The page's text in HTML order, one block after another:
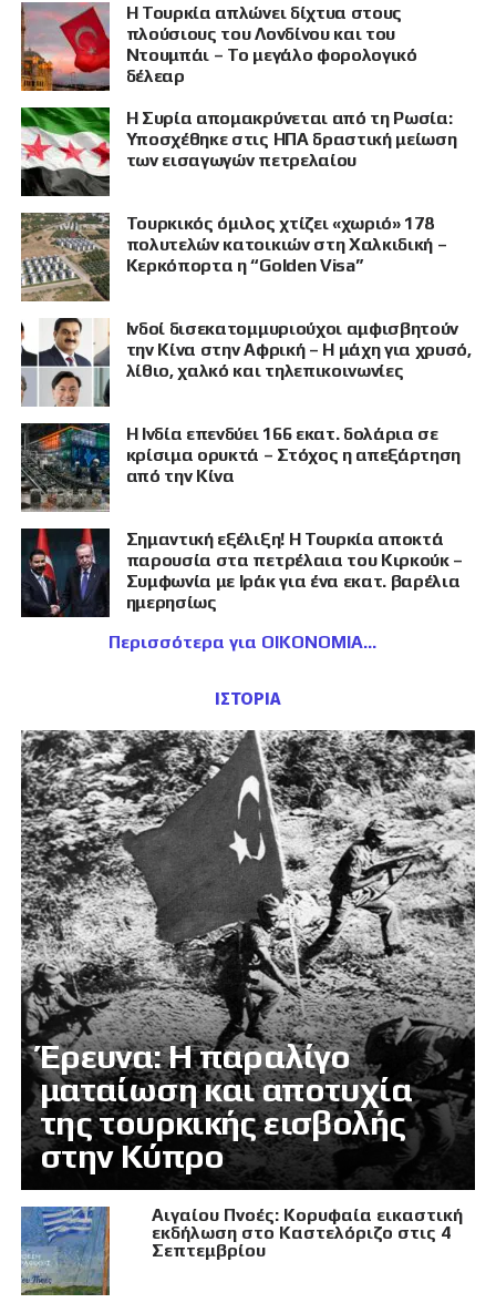
Η Τουρκία απλώνει δίχτυα στους
πλούσιους του Λονδίνου και του
Ντουμπάι – Το μεγάλο φορολογικό
δέλεαρ
Η Συρία απομακρύνεται από τη Ρωσία:
Υποσχέθηκε στις ΗΠΑ δραστική μείωση
των εισαγωγών πετρελαίου
Τουρκικός όμιλος χτίζει «χωριό» 178
πολυτελών κατοικιών στη Χαλκιδική –
Κερκόπορτα η “Golden Visa”
Ινδοί δισεκατομμυριούχοι αμφισβητούν
την Κίνα στην Αφρική – Η μάχη για χρυσό,
λίθιο, χαλκό και τηλεπικοινωνίες
Η Ινδία επενδύει 166 εκατ. δολάρια σε
κρίσιμα ορυκτά – Στόχος η απεξάρτηση
από την Κίνα
Σημαντική εξέλιξη! Η Τουρκία αποκτά
παρουσία στα πετρέλαια του Κιρκούκ –
Συμφωνία με Ιράκ για ένα εκατ. βαρέλια
ημερησίως
Περισσότερα για ΟΙΚΟΝΟΜΙΑ
ΙΣΤΟΡΙΑ
Έρευνα: Η παραλίγο
ματαίωση και αποτυχία
της τουρκικής εισβολής
στην Κύπρο
Αιγαίου Πνοές: Κορυφαία εικαστική
εκδήλωση στο Καστελόριζο στις 4
Σεπτεμβρίου